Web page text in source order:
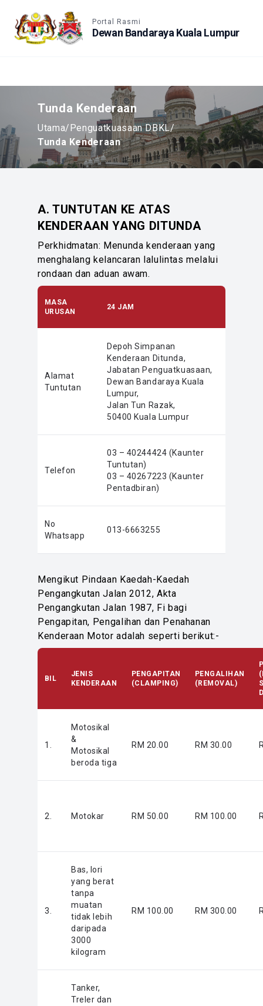
Portal Rasmi
Dewan Bandaraya Kuala Lumpur
Tunda Kenderaan
Utama/Penguatkuasaan DBKL/
Tunda Kenderaan
A. TUNTUTAN KE ATAS
KENDERAAN YANG DITUNDA
Perkhidmatan: Menunda kenderaan yang
menghalang kelancaran lalulintas melalui
rondaan dan aduan awam.
MASA
URUSAN
24 JAM
Alamat
Tuntutan
Depoh Simpanan
Kenderaan Ditunda,
Jabatan Penguatkuasaan,
Dewan Bandaraya Kuala
Lumpur,
Jalan Tun Razak,
50400 Kuala Lumpur
Telefon
03 – 40244424 (Kaunter
Tuntutan)
03 – 40267223 (Kaunter
Pentadbiran)
No
Whatsapp
013-6663255
Mengikut Pindaan Kaedah-Kaedah
Pengangkutan Jalan 2012, Akta
Pengangkutan Jalan 1987, Fi bagi
Pengapitan, Pengalihan dan Penahanan
Kenderaan Motor adalah seperti berikut:-
BIL
JENIS
KENDERAAN
PENGAPITAN
(CLAMPING)
PENGALIHAN
(REMOVAL)
1.
Motosikal
&
Motosikal
beroda tiga
RM 20.00 RM 30.00
2. Motokar RM 50.00 RM 100.00
3.
Bas, lori
yang berat
tanpa
muatan
tidak lebih
daripada
3000
kilogram
RM 100.00 RM 300.00
Tanker,
Treler dan